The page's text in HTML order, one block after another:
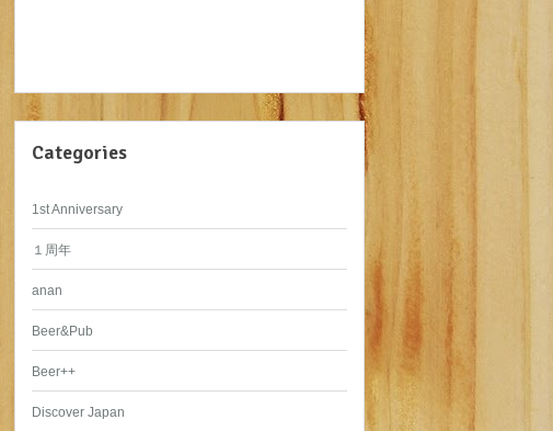
Categories
1st Anniversary
１周年
anan
Beer&Pub
Beer++
Discover Japan